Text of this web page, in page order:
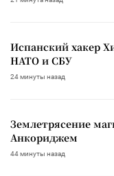
Испанский хакер
НАТО и СБУ
24 минуты назад
Землетрясение
Анкориджем
44 минуты назад